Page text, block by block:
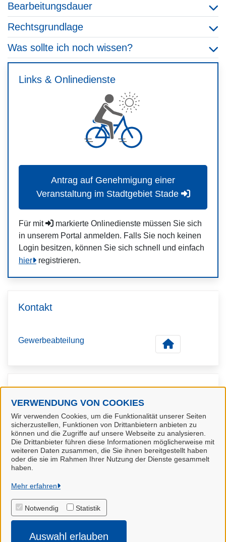
VERWENDUNG VON COOKIES
Wir verwenden Cookies, um die Funktionalität unserer Seiten
sicherzustellen, Funktionen von Drittanbietern anbieten zu
können und die Zugriffe auf unsere Webseite zu analysieren.
Die Drittanbieter führen diese Informationen möglicherweise mit
weiteren Daten zusammen, die Sie ihnen bereitgestellt haben
oder die sie im Rahmen Ihrer Nutzung der Dienste gesammelt
haben.
Mehr erfahren
Notwendig Statistik
Auswahl erlauben
Bearbeitungsdauer
Rechtsgrundlage
Was sollte ich noch wissen?
Links & Onlinedienste
Antrag auf Genehmigung einer
Veranstaltung im Stadtgebiet Stade
Für mit
markierte Onlinedienste müssen Sie sich
in unserem Portal anmelden. Falls Sie noch keinen
Login besitzen, können Sie sich schnell und einfach
hier
registrieren.
Kontakt
Gewerbeabteilung
Kontaktpersonen
Frau Fitschen
Hansestadt Stade
Alle Rechte vorbehalten